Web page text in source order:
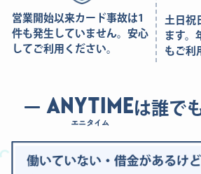
営業開始以来カード事故は1
件も発生していません。安心
してご利用ください。
土日祝
ます。
もご利
ANYTIME
エニタイム
は誰で